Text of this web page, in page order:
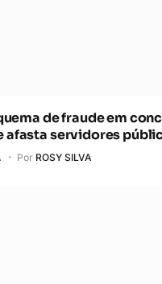
de fraude em
afasta servidores
Por ROSY SILVA